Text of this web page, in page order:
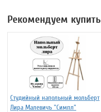
Рекомендуем купить
Студийный напольный мольберт
Лира Малевичъ "Симпл"